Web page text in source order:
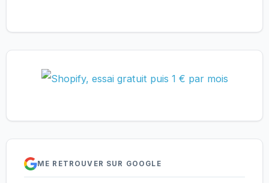
ME RETROUVER SUR GOOGLE